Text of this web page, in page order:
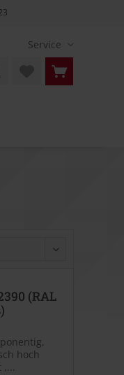
Service
(RAL
hoch
,...